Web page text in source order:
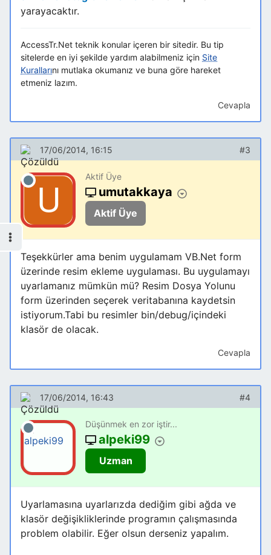
yarayacaktır.
AccessTr.Net teknik konular içeren bir sitedir. Bu tip
sitelerde en iyi şekilde yardım alabilmeniz için Site
Kurallarını mutlaka okumanız ve buna göre hareket
etmeniz lazım.
Cevapla
17/06/2014, 16:15 #3
Aktif Üye
umutakkaya
Aktif Üye
Teşekkürler ama benim uygulamam VB.Net form
üzerinde resim ekleme uygulaması. Bu uygulamayı
uyarlamanız mümkün mü? Resim Dosya Yolunu
form üzerinden seçerek veritabanına kaydetsin
istiyorum.Tabi bu resimler bin/debug/içindeki
klasör de olacak.
Cevapla
17/06/2014, 16:43 #4
Düşünmek en zor iştir...
alpeki99
Uzman
Uyarlamasına uyarlarızda dediğim gibi ağda ve
klasör değişikliklerinde programın çalışmasında
problem olabilir. Eğer olsun derseniz yapalım.